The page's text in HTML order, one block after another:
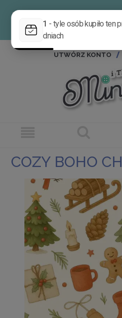
UTWÓRZ KONTO
COZY BOHO